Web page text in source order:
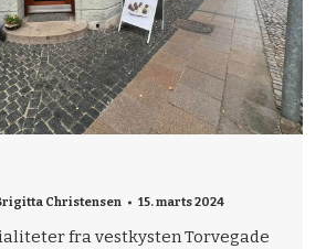
Christensen 15. marts 2024
fra vestkysten Torvegade